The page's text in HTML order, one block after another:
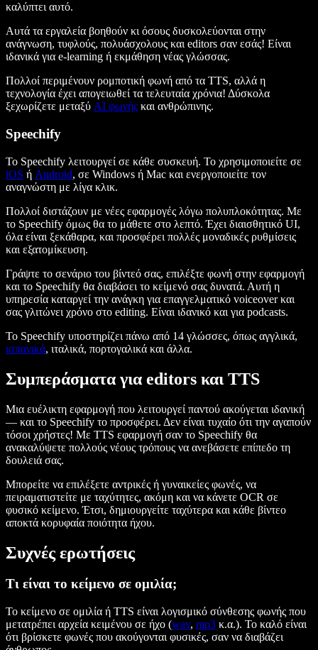
καλύπτει αυτό.
Αυτά τα εργαλεία βοηθούν κι όσους δυσκολεύονται στην
ανάγνωση, τυφλούς, πολυάσχολους και editors σαν εσάς! Είναι
ιδανικά για e-learning ή εκμάθηση νέας γλώσσας.
Πολλοί περιμένουν ρομποτική φωνή από τα TTS, αλλά η
τεχνολογία έχει απογειωθεί τα τελευταία χρόνια! Δύσκολα
ξεχωρίζετε μεταξύ AI φωνής και ανθρώπινης.
Speechify
Το Speechify λειτουργεί σε κάθε συσκευή. Το χρησιμοποιείτε σε
iOS ή Android, σε Windows ή Mac και ενεργοποιείτε τον
αναγνώστη με λίγα κλικ.
Πολλοί διστάζουν με νέες εφαρμογές λόγω πολυπλοκότητας. Με
το Speechify όμως θα το μάθετε στο λεπτό. Έχει διαισθητικό UI,
όλα είναι ξεκάθαρα, και προσφέρει πολλές μοναδικές ρυθμίσεις
και εξατομίκευση.
Γράψτε το σενάριο του βίντεό σας, επιλέξτε φωνή στην εφαρμογή
και το Speechify θα διαβάσει το κείμενό σας δυνατά. Αυτή η
υπηρεσία καταργεί την ανάγκη για επαγγελματικό voiceover και
σας γλιτώνει χρόνο στο editing. Είναι ιδανικό και για podcasts.
Το Speechify υποστηρίζει πάνω από 14 γλώσσες, όπως αγγλικά,
ισπανικά, ιταλικά, πορτογαλικά και άλλα.
Συμπεράσματα για editors και TTS
Μια ευέλικτη εφαρμογή που λειτουργεί παντού ακούγεται ιδανική
— και το Speechify το προσφέρει. Δεν είναι τυχαίο ότι την αγαπούν
τόσοι χρήστες! Με TTS εφαρμογή σαν το Speechify θα
ανακαλύψετε πολλούς νέους τρόπους να ανεβάσετε επίπεδο τη
δουλειά σας.
Μπορείτε να επιλέξετε αντρικές ή γυναικείες φωνές, να
πειραματιστείτε με ταχύτητες, ακόμη και να κάνετε OCR σε
φυσικό κείμενο. Έτσι, δημιουργείτε ταχύτερα και κάθε βίντεο
αποκτά κορυφαία ποιότητα ήχου.
Συχνές ερωτήσεις
Τι είναι το κείμενο σε ομιλία;
Το κείμενο σε ομιλία ή TTS είναι λογισμικό σύνθεσης φωνής που
μετατρέπει αρχεία κειμένου σε ήχο (wav, mp3 κ.α.). Το καλό είναι
ότι βρίσκετε φωνές που ακούγονται φυσικές, σαν να διαβάζει